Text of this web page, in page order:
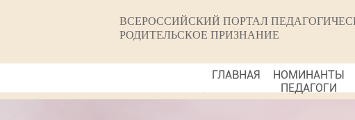
ВСЕРОССИЙСКИЙ ПОРТАЛ
РОДИТЕЛЬСКОЕ ПРИЗНАНИЕ
ГЛАВНАЯ
НОМИНАНТЫ
ПЕДАГОГИ